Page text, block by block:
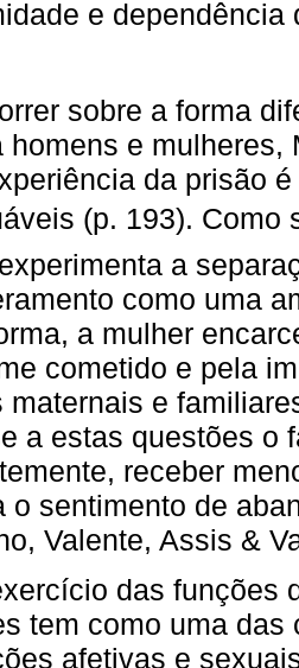
e dependência
sobre a forma
homens e mulheres,
da prisão
(p. 193).
a
como uma
a mulher
cometido e pela
maternais e
a estas questões o
receber
o sentimento de
Valente, Assis &
das funções
tem como uma
afetivas e